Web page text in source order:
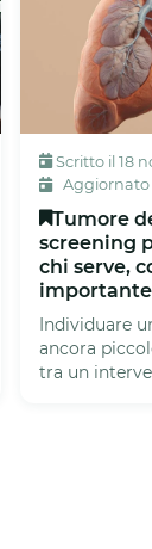
Scritto il 18
Aggiornato
Tumore
screening
chi serve,
importante
Individuare
ancora
tra un